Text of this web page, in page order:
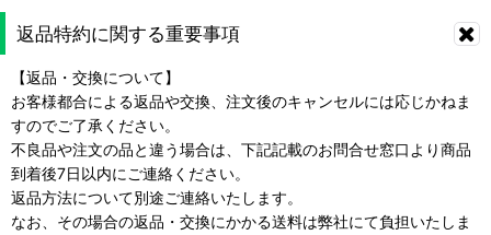
返品特約に関する重要事項
【返品・交換について】
お客様都合による返品や交換、注文後のキャンセルには応じかねま
すのでご了承ください。
不良品や注文の品と違う場合は、下記記載のお問合せ窓口より商品
到着後7日以内にご連絡ください。
返品方法について別途ご連絡いたします。
なお、その場合の返品・交換にかかる送料は弊社にて負担いたしま